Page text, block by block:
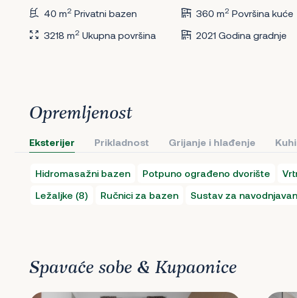
40 m2 Privatni bazen 360 m2 Površina kuće
3218 m2 Ukupna površina 2021 Godina gradnje
Opremljenost
Eksterijer Prikladnost Grijanje i hlađenje
Hidromasažni bazen Potpuno ograđeno dvorište
Ležaljke (8)
Ručnici za bazen Sustav za
Spavaće sobe & Kupaonice